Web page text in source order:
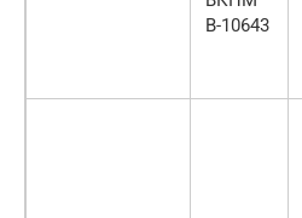
В-10643